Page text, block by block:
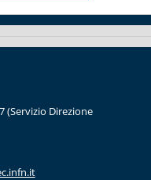
(Servizio Direzione